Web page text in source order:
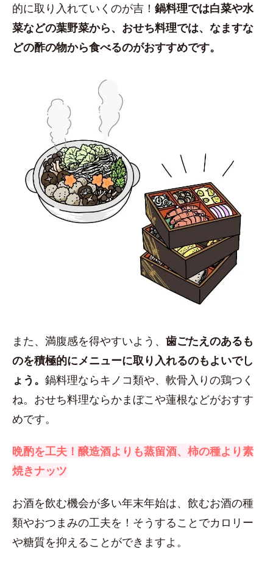
的に取り入れていくのが吉！ 鍋料理では白菜や水
菜などの葉野菜から、おせち料理では、なますな
どの酢の物から食べるのがおすすめです。
また、満腹感を得やすいよう、 歯ごたえのあるも
のを積極的にメニューに取り入れるのもよいでし
ょう。 鍋料理ならキノコ類や、軟骨入りの鶏つく
ね。おせち料理ならかまぼこや蓮根などがおすす
めです。
晩酌を工夫！醸造酒よりも蒸留酒、柿の種より素
焼きナッツ
お酒を飲む機会が多い年末年始は、飲むお酒の種
類やおつまみの工夫を！そうすることでカロリー
や糖質を抑えることができますよ。